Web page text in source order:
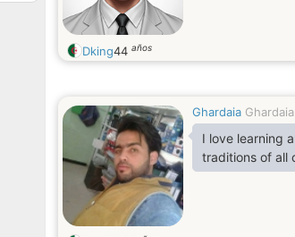
Dking44 años
Ghardaia Ghardaia
I love learning
traditions of all